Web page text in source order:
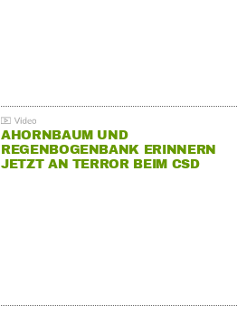
AHORNBAUM UND
REGENBOGENBANK ERINNERN
JETZT AN TERROR BEIM CSD